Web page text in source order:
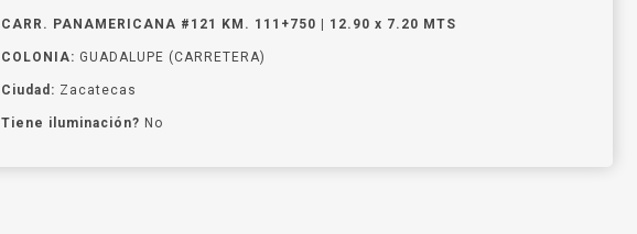
CARR. PANAMERICANA #121 KM. 111+750 | 12.90 x 7.20 MTS
COLONIA: GUADALUPE (CARRETERA)
Ciudad: Zacatecas
Tiene iluminación? No